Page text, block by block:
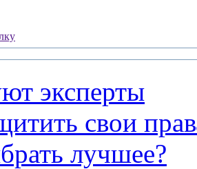
эксперты
свои
лучшее?